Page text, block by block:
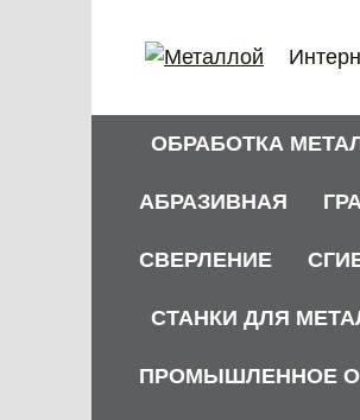
ОБРАБОТКА
АБРАЗИВНАЯ
СВЕРЛЕНИЕ
СТАНКИ ДЛЯ
ПРОМЫШЛЕННОЕ